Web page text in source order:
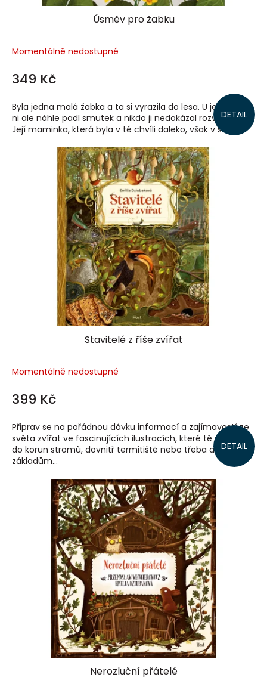
Úsměv pro žabku
Momentálně nedostupné
349 Kč
DETAIL
Byla jedna malá žabka a ta si vyrazila do lesa. U jezírka na
ni ale náhle padl smutek a nikdo ji nedokázal rozveselit.
Její maminka, která byla v té chvíli daleko, však v srdci...
Stavitelé z říše zvířat
Momentálně nedostupné
399 Kč
DETAIL
Připrav se na pořádnou dávku informací a zajímavostí ze
světa zvířat ve fascinujících ilustracích, které tě vtáhnou
do korun stromů, dovnitř termitiště nebo třeba až k
základům...
Nerozluční přátelé